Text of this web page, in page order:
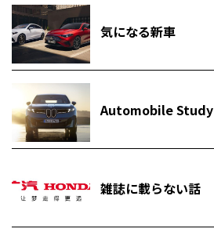
気になる新車
Automobile Study
雑誌に載らない話